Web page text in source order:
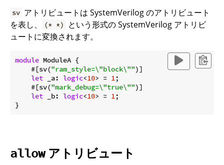
sv アトリビュートは SystemVerilog のアトリビュート
を表し、
(* *)
という形式の SystemVerilog アトリビ
ュートに変換されます。
module ModuleA {
    #[sv(
"ram_style=\"block\"")]
let _a: logic<10> = 1;
    #[sv(
"mark_debug=\"true\"")]
let _b: logic<10> = 1;
allowアトリビュート